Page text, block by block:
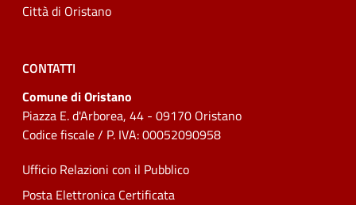
Città di Oristano
CONTATTI
Comune di Oristano
Piazza E. d'Arborea, 44 - 09170 Oristano
Codice fiscale / P. IVA: 00052090958
Ufficio Relazioni con il Pubblico
Posta Elettronica Certificata